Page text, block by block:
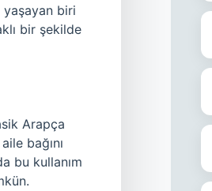
yaşayan biri
bir şekilde
Arapça
bağını
bu kullanım